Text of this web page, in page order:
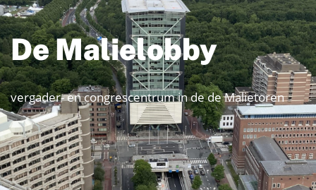
De Malielobby
vergader- en congrescentrum in de de Malietoren